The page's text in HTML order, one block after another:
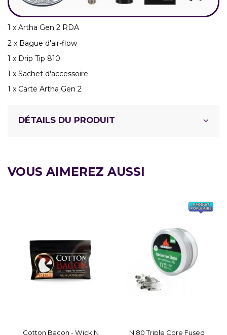
1 x Artha Gen 2 RDA
2 x Bague d'air-flow
1 x Drip Tip 810
1 x Sachet d'accessoire
1 x Carte Artha Gen 2
DÉTAILS DU PRODUIT
VOUS AIMEREZ AUSSI
Cotton Bacon - Wick N
Ni80 Triple Core Fused